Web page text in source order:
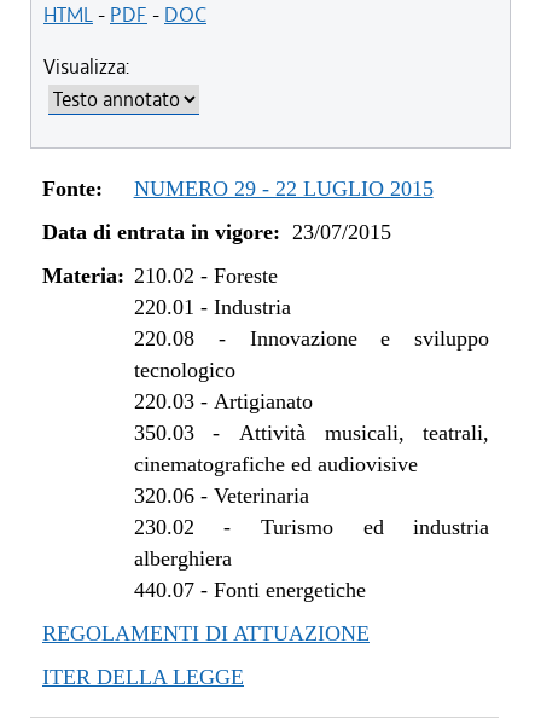
HTML- PDF - DOC
Visualizza:
Fonte:
NUMERO 29 - 22 LUGLIO 2015
Data di entrata in vigore: 23/07/2015
Materia: 210.02 - Foreste
220.01 - Industria
220.08- Innovazione e sviluppo
tecnologico
220.03- Artigianato
350.03-Attività musicali, teatrali,
cinematografiche ed audiovisive
320.06- Veterinaria
230.02 -Turismo ed industria
alberghiera
440.07- Fonti energetiche
REGOLAMENTI DI ATTUAZIONE
ITER DELLA LEGGE